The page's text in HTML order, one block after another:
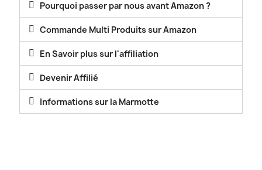
Pourquoi passer par nous avant Amazon ?
Commande Multi Produits sur Amazon
En Savoir plus sur l'affiliation
Devenir Affilié
Informations sur la Marmotte